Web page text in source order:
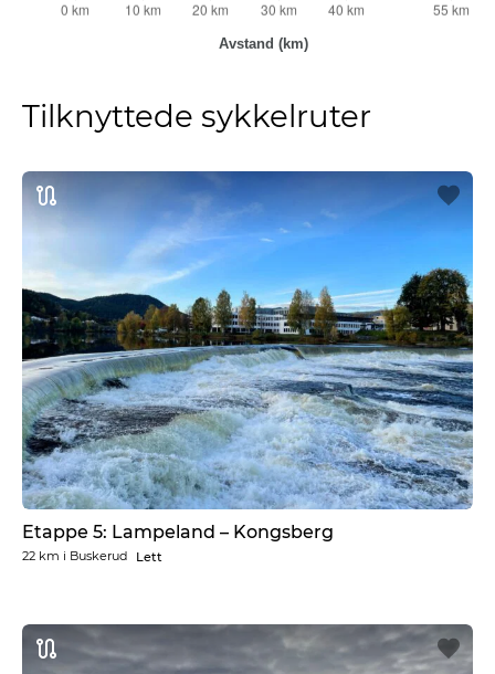
Tilknyttede sykkelruter
Etappe 5: Lampeland – Kongsberg
22 km i Buskerud Lett